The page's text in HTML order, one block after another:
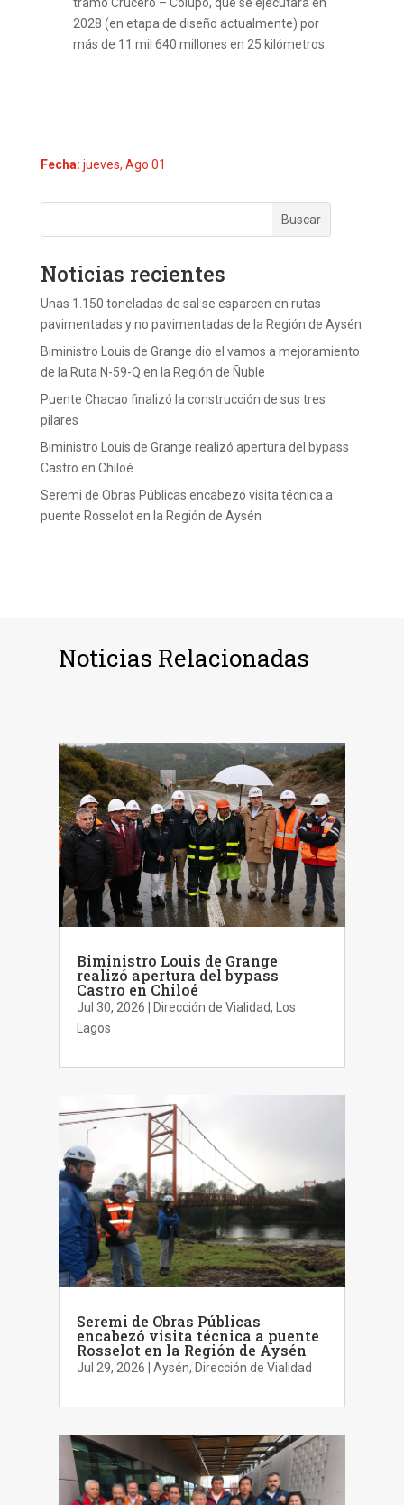
tramo Crucero – Colupo, que se ejecutará en
2028 (en etapa de diseño actualmente) por
más de 11 mil 640 millones en 25 kilómetros.
Fecha: jueves, Ago 01
Noticias recientes
Unas 1.150 toneladas de sal se esparcen en rutas
pavimentadas y no pavimentadas de la Región de Aysén
Biministro Louis de Grange dio el vamos a mejoramiento
de la Ruta N-59-Q en la Región de Ñuble
Puente Chacao finalizó la construcción de sus tres
pilares
Biministro Louis de Grange realizó apertura del bypass
Castro en Chiloé
Seremi de Obras Públicas encabezó visita técnica a
puente Rosselot en la Región de Aysén
Noticias Relacionadas
Biministro Louis de Grange
realizó apertura del bypass
Castro en Chiloé
Jul 30, 2026 Dirección de Vialidad, Los
Lagos
Seremi de Obras Públicas
encabezó visita técnica a puente
Rosselot en la Región de Aysén
Jul 29, 2026 Aysén, Dirección de Vialidad